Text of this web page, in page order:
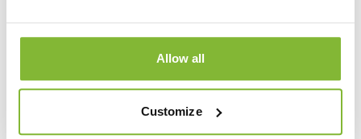
Allow all
Customize
Deze trofee in rood, wit en blaje is speciaal
Productinformatie Aflevering